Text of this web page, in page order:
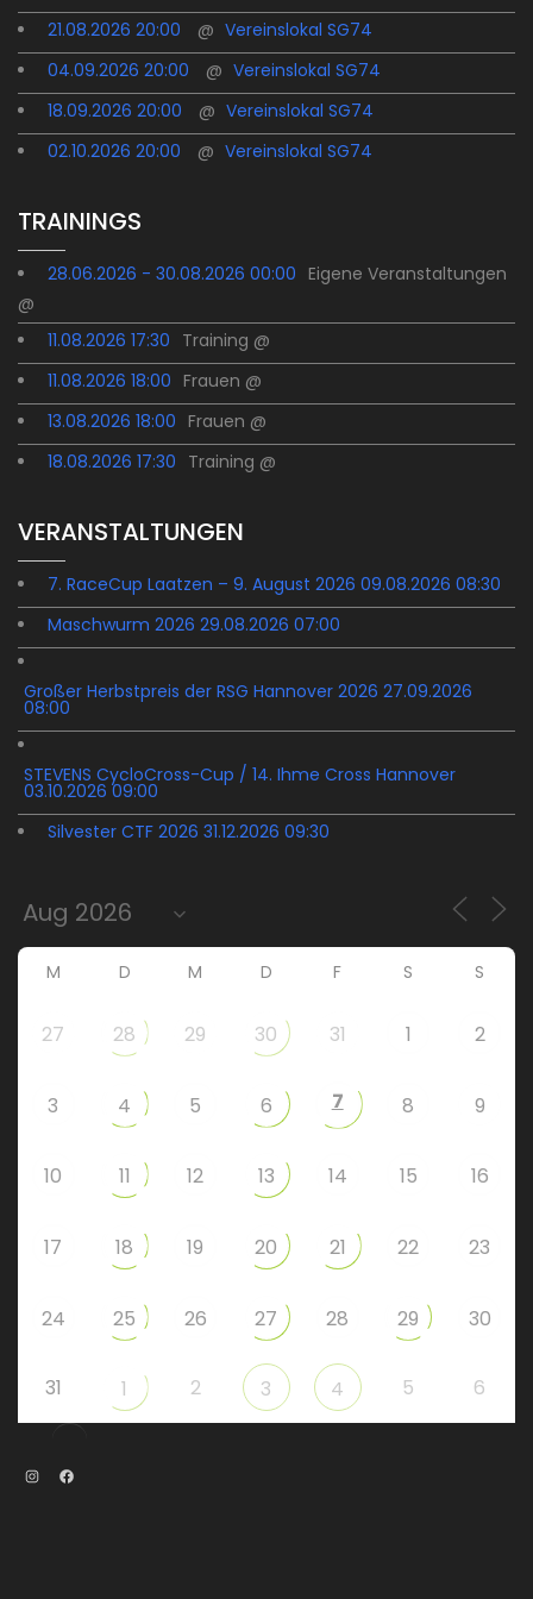
21.08.2026 20:00
@ Vereinslokal SG74
04.09.2026 20:00
@ Vereinslokal SG74
18.09.2026 20:00
@ Vereinslokal SG74
02.10.2026 20:00
@ Vereinslokal SG74
TRAININGS
28.06.2026 - 30.08.2026 00:00 Eigene Veranstaltungen
@
11.08.2026 17:30 Training @
11.08.2026 18:00 Frauen @
13.08.2026 18:00 Frauen @
18.08.2026 17:30 Training @
VERANSTALTUNGEN
7. RaceCup Laatzen – 9. August 2026 09.08.2026 08:30
Maschwurm 2026 29.08.2026 07:00
Großer Herbstpreis der RSG Hannover 2026 27.09.2026
08:00
STEVENS CycloCross-Cup / 14. Ihme Cross Hannover
03.10.2026 09:00
Silvester CTF 2026 31.12.2026 09:30
M D M D F S S
27 28 29 30 31 1 2
3 4 5 6 7 8 9
10 11 12 13 14 15 16
17 18 19 20 21 22 23
24 25 26 27 28 29 30
31 1 2 3 4 5 6